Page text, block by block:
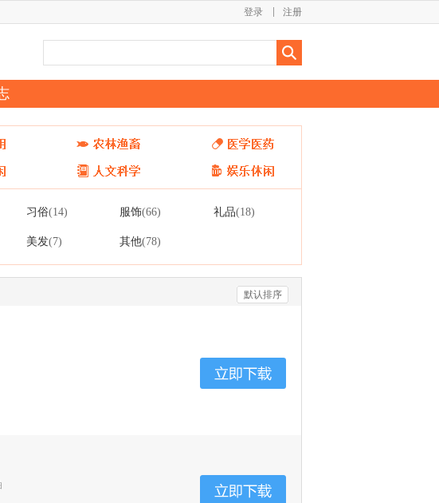
注册
登录
习俗(14) 服饰(66) 礼品(18)
美发(7) 其他(78)
默认排序